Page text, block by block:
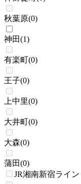
秋葉原(0)
神田(1)
有楽町(0)
王子(0)
上中里(0)
大井町(0)
大森(0)
蒲田(0)
JR湘南新宿ライン